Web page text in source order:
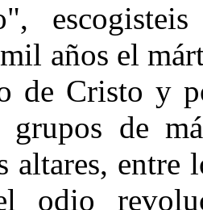
años el
de Cristo y
grupos de
altares, entre
odio